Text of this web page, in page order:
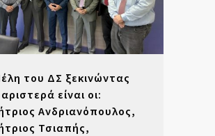
του ΔΣ ξεκινώντας
είναι οι:
Ανδριανόπουλος,
Τσιαπής,